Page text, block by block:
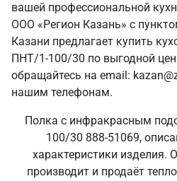
вашей профессиональной
ООО «Регион Казань» с
Казани предлагает купить
ПНТ/1-100/30 по выгодной
обращайтесь на email:
нашим телефонам.
Полка с инфракрасным
100/30 888-51069,
характеристики изделия.
производит и продаёт